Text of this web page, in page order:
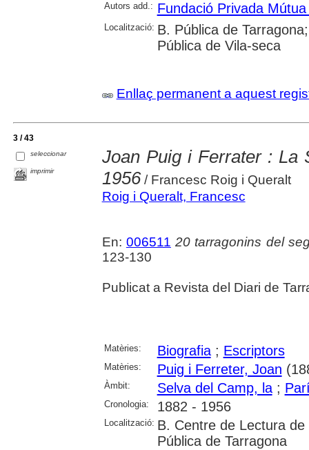
Autors add.: Fundació Privada
Localització: B. Pública de
Pública de Vila-seca
Enllaç permanent a aquest
3 / 43
seleccionar
imprimir
Joan Puig i Ferrater : La
1956/ Francesc Roig i Queralt
Roig i Queralt, Francesc
En: 006511 20 tarragonins del
123-130
Publicat a Revista del Diari de
Matèries: Biografia; Escriptors
Matèries: Puig i Ferreter, Joan
Àmbit: Selva del Camp, la;
Cronologia: 1882 - 1956
Localització: B. Centre de Lectura
Pública de Tarragona